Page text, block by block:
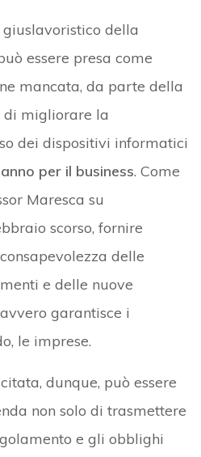
della
essere presa come
mancata, da parte della
di migliorare la
dei dispositivi informatici
per il business. Come
Maresca su
scorso, fornire
delle
e delle nuove
garantisce i
le imprese.
dunque, può essere
non solo di trasmettere
e gli obblighi